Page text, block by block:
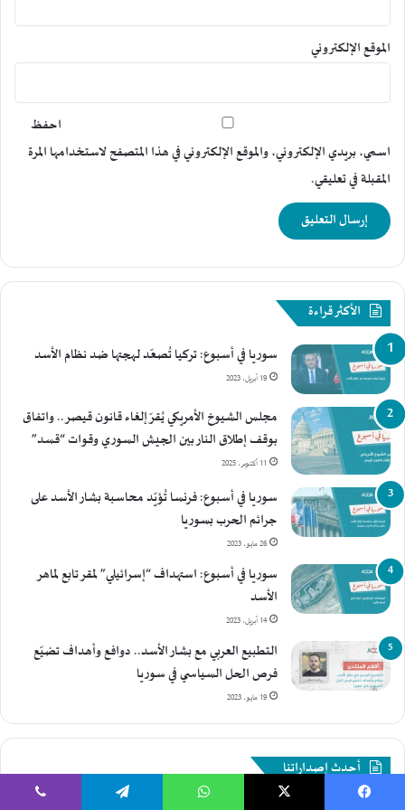
ا
ل
ج
ش
ل
س
و
ي
و
و
ا
ت
"
ق
س
د
"
الموقع الإلكتروني
احفظ
اسمي، بريدي الإلكتروني، والموقع الإلكتروني في هذا المتصفح لاستخدامها المرة
المقبلة في تعليقي.
الأكثر قراءة
سوريا في أسبوع: تركيا تُصعّد لهجتها ضد نظام الأسد
19 أبريل، 2023
مجلس الشيوخ الأمريكي يُقرّ إلغاء قانون قيصر.. واتفاق
بوقف إطلاق النار بين الجيش السوري وقوات “قسد”
11 أكتوبر، 2025
سوريا في أسبوع: فرنسا تُؤيّد محاسبة بشار الأسد على
جرائم الحرب بسوريا
26 مايو، 2023
سوريا في أسبوع: استهداف “إسرائيلي” لمقر تابع لماهر
الأسد
14 أبريل، 2023
التطبيع العربي مع بشار الأسد.. دوافع وأهداف تضيّع
فرص الحل السياسي في سوريا
19 مايو، 2023
أحدث إصداراتنا